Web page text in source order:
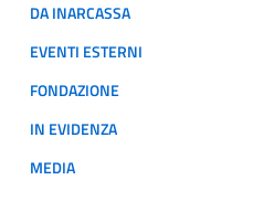
DA INARCASSA
EVENTI ESTERNI
FONDAZIONE
IN EVIDENZA
MEDIA